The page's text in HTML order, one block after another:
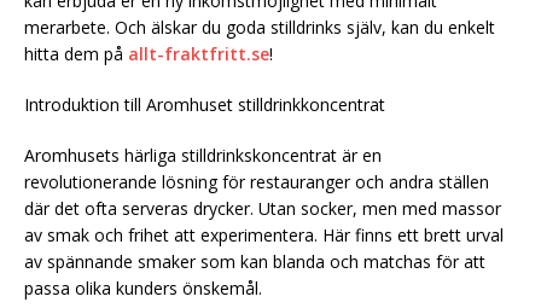
merarbete. Och älskar du goda stilldrinks själv, kan du enkelt
hitta dem på allt-fraktfritt.se!
Introduktion till Aromhuset stilldrinkkoncentrat
Aromhusets härliga stilldrinkskoncentrat är en
revolutionerande lösning för restauranger och andra ställen
där det ofta serveras drycker. Utan socker, men med massor
av smak och frihet att experimentera. Här finns ett brett urval
av spännande smaker som kan blanda och matchas för att
passa olika kunders önskemål.